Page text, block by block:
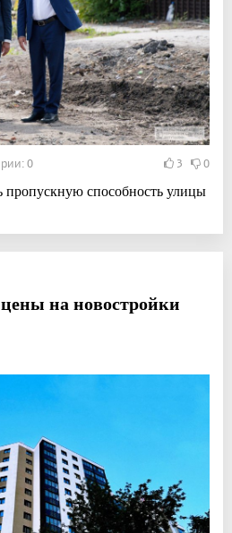
0 3 0
способность улицы
на новостройки